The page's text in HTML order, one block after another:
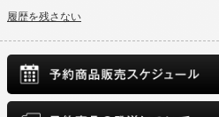
履歴を残さない